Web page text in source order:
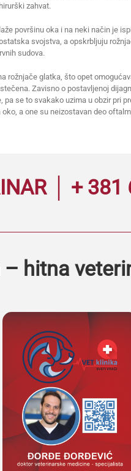
zahvat.
površinu oka i na neki način je
svojstva, a opskrbljuju
sudova.
rožnjače glatka, što opet
Zavisno o postavljenoj
se to svakako uzima u obzir pri
a one su neizostavan deo
│ +
– hitna